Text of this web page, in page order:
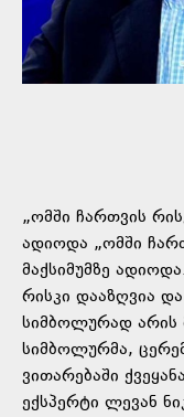
„ომში ჩართვის
ადიოდა „ომში
მაქსიმუმზე
რისკი დააზღვია
სიმბოლურად
სიმბოლურმა,
ვითარებაში
ექსპერტი ლევან